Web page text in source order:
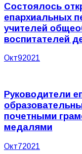
Состоялось
епархиальных
учителей
воспитателей
Окт92021
Руководители
почетными
медалями
Окт72021